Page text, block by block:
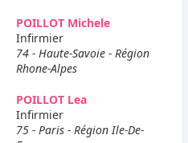
POILLOT Michele
Infirmier
74 - Haute-Savoie - Région
Rhone-Alpes
POILLOT Lea
Infirmier
75 - Paris - Région Ile-De-